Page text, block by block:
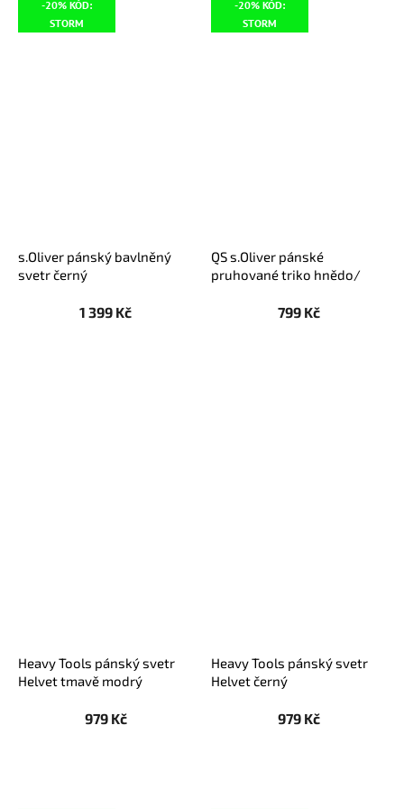
-20% KÓD:
STORM
s.Oliver pánský bavlněný
svetr černý
1 399 Kč
-20% KÓD:
STORM
QS s.Oliver pánské
pruhované triko hnědo/
799 Kč
Heavy Tools pánský svetr
Helvet tmavě modrý
979 Kč
Heavy Tools pánský svetr
Helvet černý
979 Kč